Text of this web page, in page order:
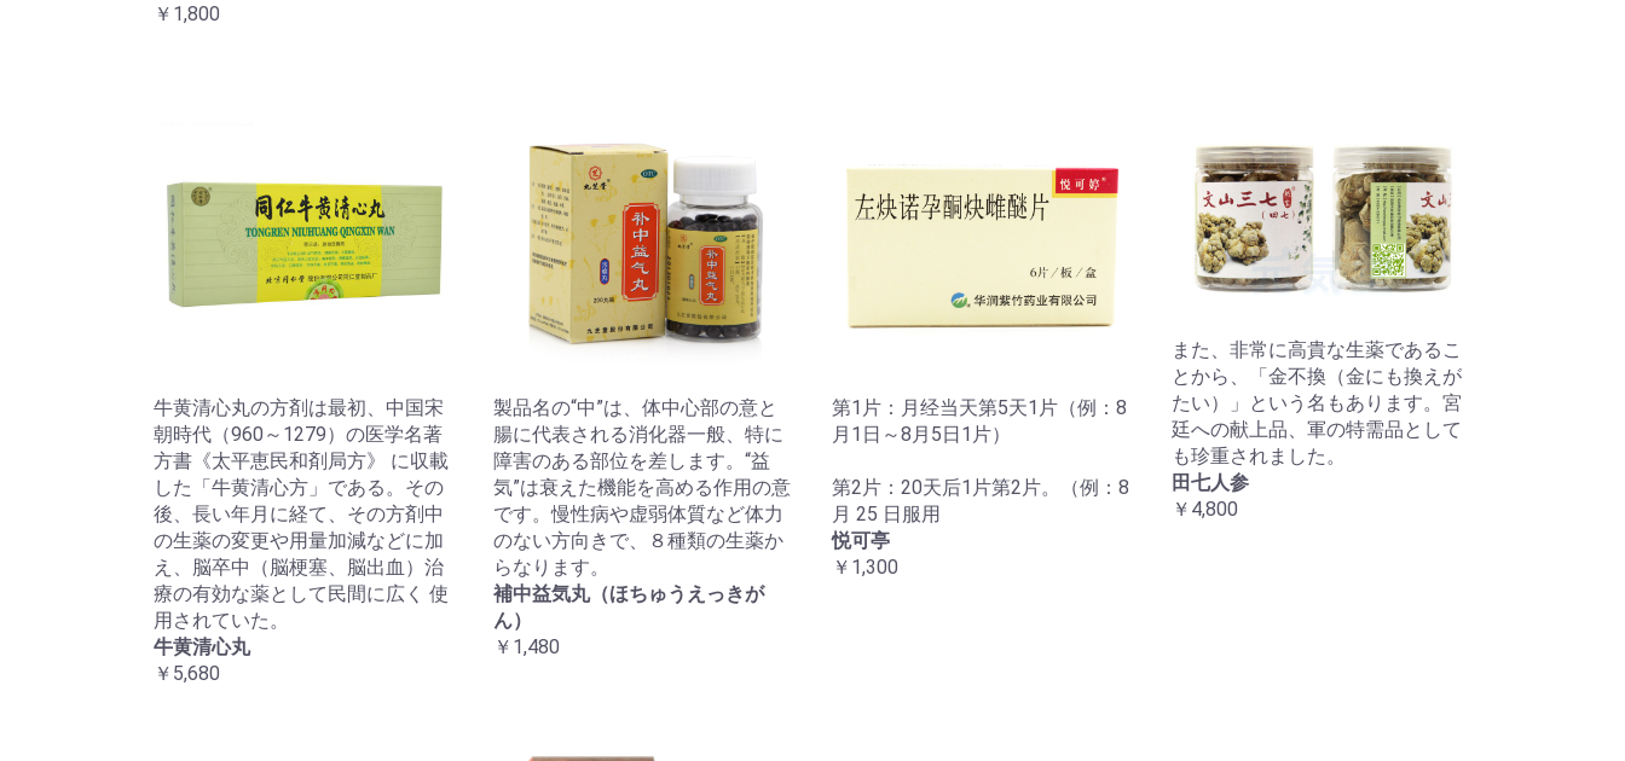
￥1,800
牛黄清心丸の方剤は最初、中国宋
朝時代（960～1279）の医学名著
方書《太平恵民和剤局方》 に収載
した「牛黄清心方」である。その
後、長い年月に経て、その方剤中
の生薬の変更や用量加減などに加
え、脳卒中（脳梗塞、脳出血）治
療の有効な薬として民間に広く 使
用されていた。
牛黄清心丸
￥5,680
製品名の“中”は、体中心部の意と
腸に代表される消化器一般、特に
障害のある部位を差します。“益
気”は衰えた機能を高める作用の意
です。慢性病や虚弱体質など体力
のない方向きで、８種類の生薬か
らなります。
補中益気丸（ほちゅうえっきが
ん）
￥1,480
第1片：月经当天第5天1片（例：8
月1日～8月5日1片）
第2片：20天后1片第2片。（例：8
月 25 日服用
悦可亭
￥1,300
また、非常に高貴な生薬であるこ
とから、「金不換（金にも換えが
たい）」という名もあります。宮
廷への献上品、軍の特需品として
も珍重されました。
田七人参
￥4,800